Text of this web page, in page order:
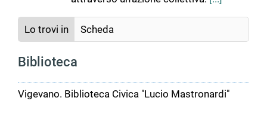
Lo trovi in Scheda
Biblioteca
Vigevano. Biblioteca Civica "Lucio Mastronardi"